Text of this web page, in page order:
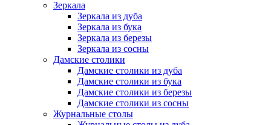
Зеркала
Зеркала из дуба
Зеркала из бука
Зеркала из березы
Зеркала из сосны
Дамские столики
Дамские столики из дуба
Дамские столики из бука
Дамские столики из березы
Дамские столики из сосны
Журнальные столы